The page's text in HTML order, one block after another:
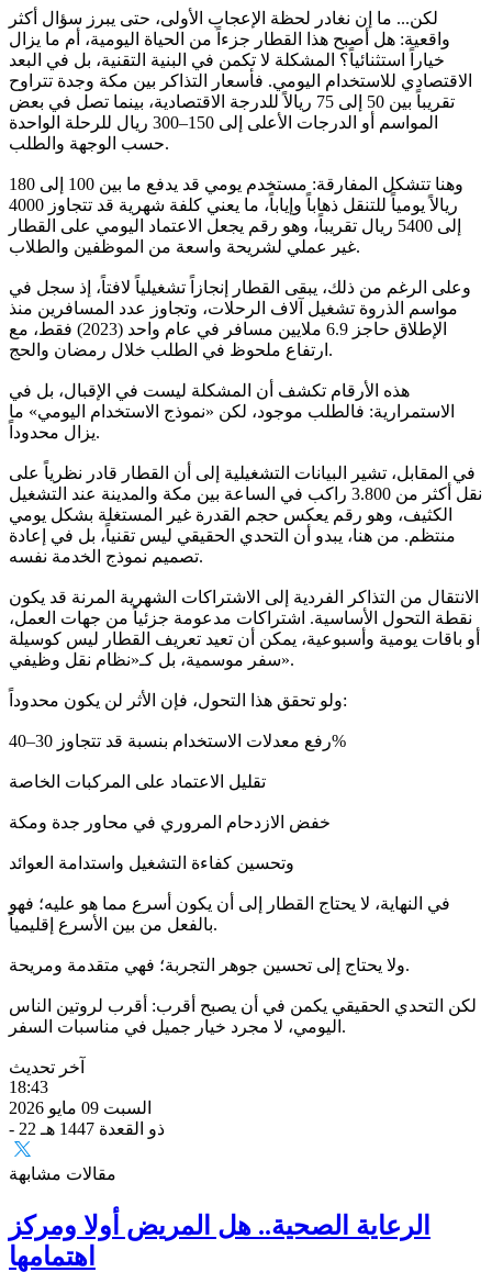
لكن... ما إن نغادر لحظة الإعجاب الأولى، حتى يبرز سؤال أكثر
واقعية: هل أصبح هذا القطار جزءاً من الحياة اليومية، أم ما يزال
خياراً استثنائياً؟ المشكلة لا تكمن في البنية التقنية، بل في البعد
الاقتصادي للاستخدام اليومي. فأسعار التذاكر بين مكة وجدة تتراوح
تقريباً بين 50 إلى 75 ريالاً للدرجة الاقتصادية، بينما تصل في بعض
المواسم أو الدرجات الأعلى إلى 150–300 ريال للرحلة الواحدة
حسب الوجهة والطلب.
وهنا تتشكل المفارقة: مستخدم يومي قد يدفع ما بين 100 إلى 180
ريالاً يومياً للتنقل ذهاباً وإياباً، ما يعني كلفة شهرية قد تتجاوز 4000
إلى 5400 ريال تقريباً، وهو رقم يجعل الاعتماد اليومي على القطار
غير عملي لشريحة واسعة من الموظفين والطلاب.
وعلى الرغم من ذلك، يبقى القطار إنجازاً تشغيلياً لافتاً، إذ سجل في
مواسم الذروة تشغيل آلاف الرحلات، وتجاوز عدد المسافرين منذ
الإطلاق حاجز 6.9 ملايين مسافر في عام واحد (2023) فقط، مع
ارتفاع ملحوظ في الطلب خلال رمضان والحج.
هذه الأرقام تكشف أن المشكلة ليست في الإقبال، بل في
الاستمرارية: فالطلب موجود، لكن «نموذج الاستخدام اليومي» ما
يزال محدوداً.
في المقابل، تشير البيانات التشغيلية إلى أن القطار قادر نظرياً على
نقل أكثر من 3.800 راكب في الساعة بين مكة والمدينة عند التشغيل
الكثيف، وهو رقم يعكس حجم القدرة غير المستغلة بشكل يومي
منتظم. من هنا، يبدو أن التحدي الحقيقي ليس تقنياً، بل في إعادة
تصميم نموذج الخدمة نفسه.
الانتقال من التذاكر الفردية إلى الاشتراكات الشهرية المرنة قد يكون
نقطة التحول الأساسية. اشتراكات مدعومة جزئياً من جهات العمل،
أو باقات يومية وأسبوعية، يمكن أن تعيد تعريف القطار ليس كوسيلة
سفر موسمية، بل كـ«نظام نقل وظيفي».
ولو تحقق هذا التحول، فإن الأثر لن يكون محدوداً:
رفع معدلات الاستخدام بنسبة قد تتجاوز 30–40%
تقليل الاعتماد على المركبات الخاصة
خفض الازدحام المروري في محاور جدة ومكة
وتحسين كفاءة التشغيل واستدامة العوائد
في النهاية، لا يحتاج القطار إلى أن يكون أسرع مما هو عليه؛ فهو
بالفعل من بين الأسرع إقليمياً.
ولا يحتاج إلى تحسين جوهر التجربة؛ فهي متقدمة ومريحة.
لكن التحدي الحقيقي يكمن في أن يصبح أقرب: أقرب لروتين الناس
اليومي، لا مجرد خيار جميل في مناسبات السفر.
آخر تحديث
18:43
السبت 09 مايو 2026
- 22 ذو القعدة 1447 هـ
مقالات مشابهة
الرعاية الصحية.. هل المريض أولا ومركز
اهتمامها